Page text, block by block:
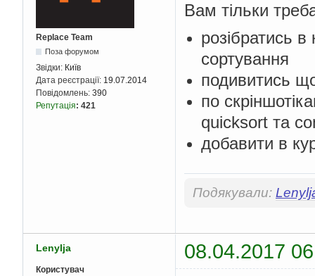
Replace Team
Поза форумом
Звідки: Київ
Дата реєстрації: 19.07.2014
Повідомлень: 390
Репутація: 421
Вам тільки
розібратись
сортування
подивитись
по
quicksort та
добавити в
Подякували:
Lenylja 08.04.2017
Користувач